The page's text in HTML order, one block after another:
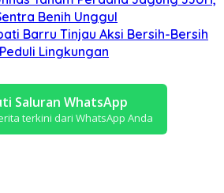
Benih Unggul
Barru Tinjau Aksi Bersih-Bersih
Lingkungan
Saluran WhatsApp
terkini dari WhatsApp Anda